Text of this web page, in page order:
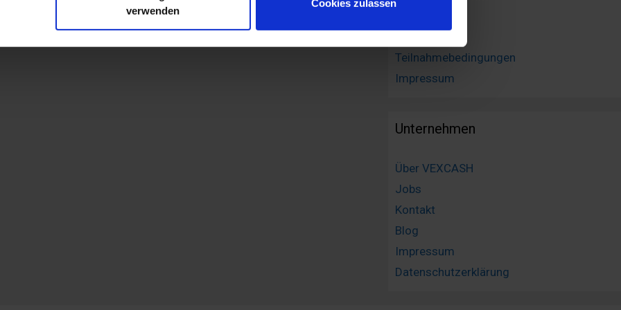
soziale Medien, Werbung und Analysen weiter. Unsere Partner führen diese Informationen
zusammen, die Sie ihnen bereitgestellt haben oder die sie im Rahmen Ihrer Nutzung
verwenden
Cookies zulassen
Teilnahmebedingungen
Impressum
Unternehmen
Über VEXCASH
Jobs
Kontakt
Blog
Impressum
Datenschutzerklärung